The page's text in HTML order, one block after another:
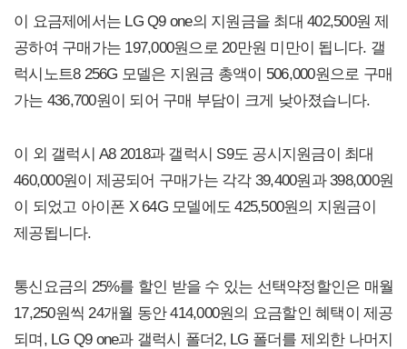
이 요금제에서는 LG Q9 one의 지원금을 최대 402,500원 제
공하여 구매가는 197,000원으로 20만원 미만이 됩니다. 갤
럭시노트8 256G 모델은 지원금 총액이 506,000원으로 구매
가는 436,700원이 되어 구매 부담이 크게 낮아졌습니다.
이 외 갤럭시 A8 2018과 갤럭시 S9도 공시지원금이 최대
460,000원이 제공되어 구매가는 각각 39,400원과 398,000원
이 되었고 아이폰 X 64G 모델에도 425,500원의 지원금이
제공됩니다.
통신요금의 25%를 할인 받을 수 있는 선택약정할인은 매월
17,250원씩 24개월 동안 414,000원의 요금할인 혜택이 제공
되며, LG Q9 one과 갤럭시 폴더2, LG 폴더를 제외한 나머지